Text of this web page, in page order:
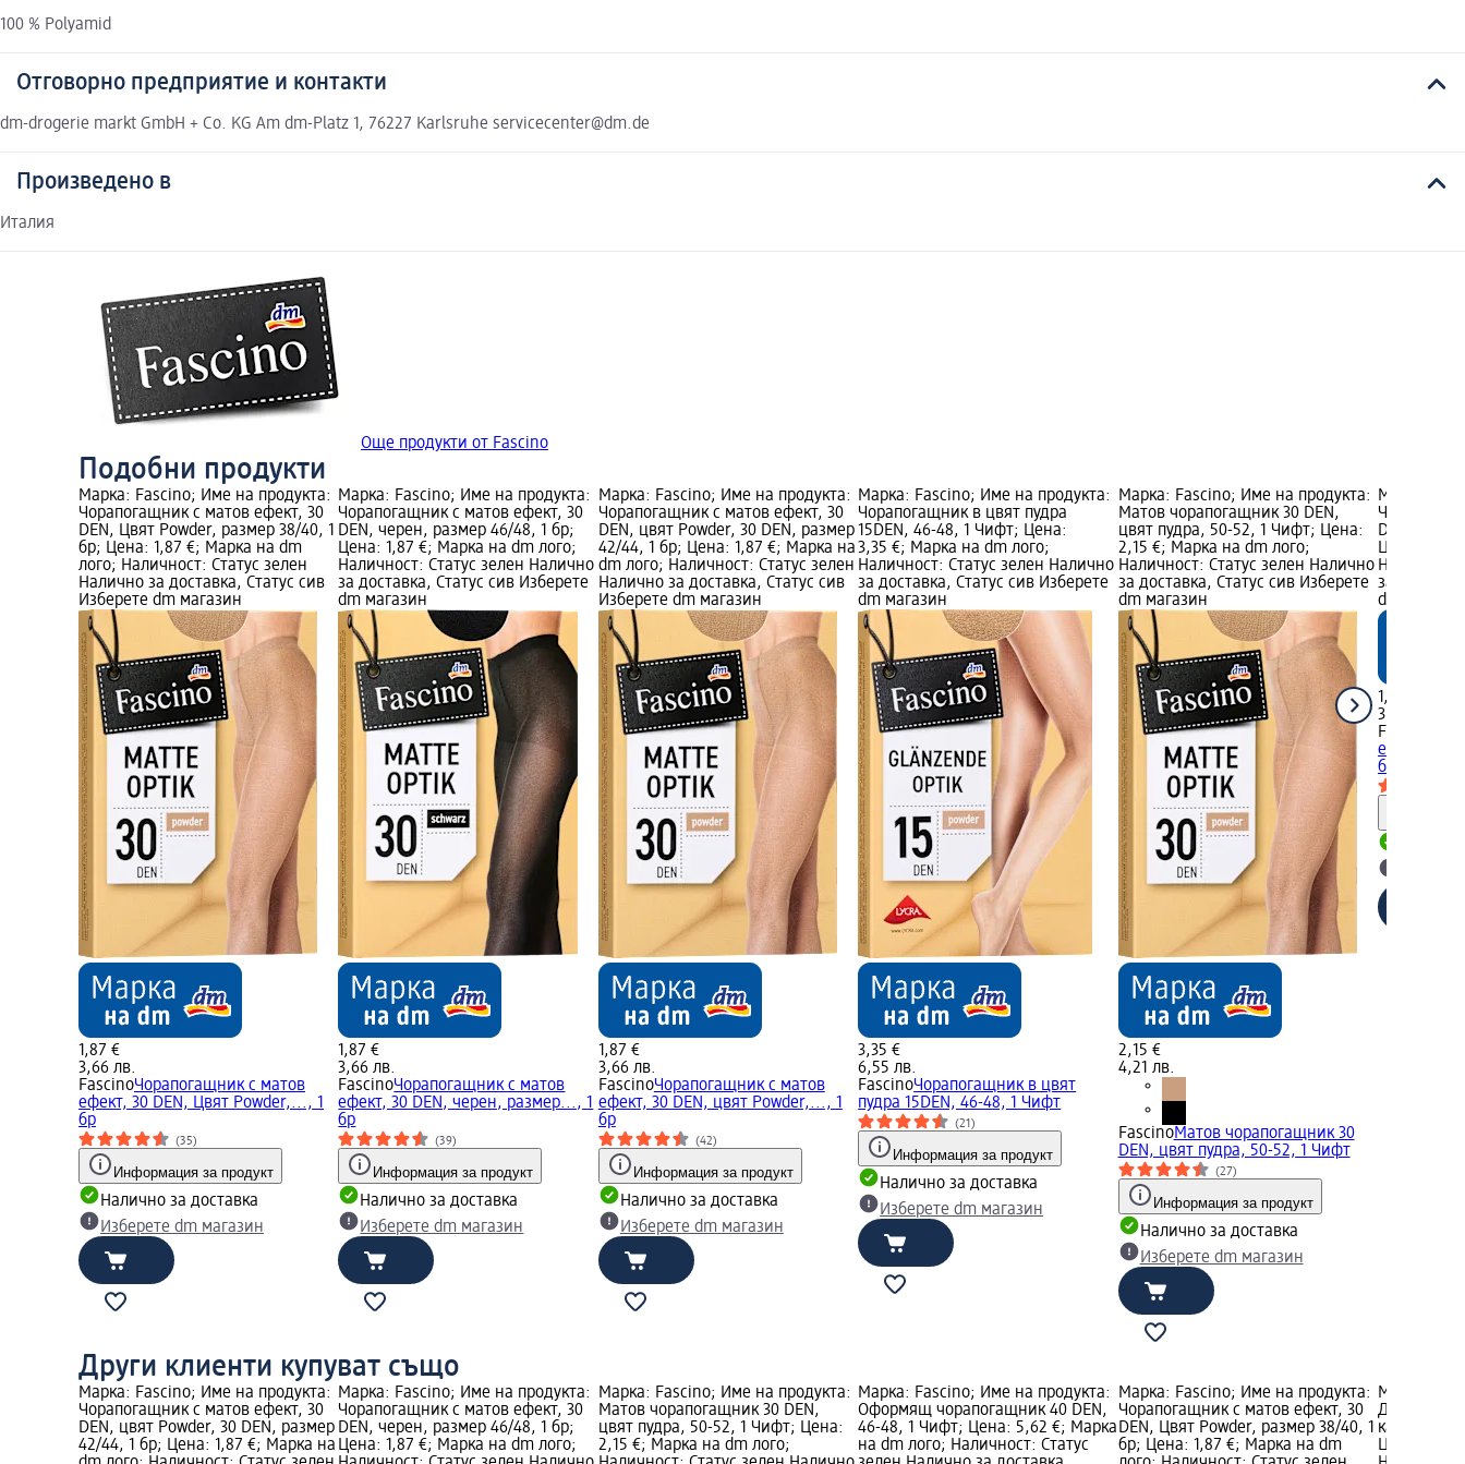
100 % Polyamid
Отговорно предприятие и контакти
dm-drogerie markt GmbH + Co. KG Am dm-Platz 1, 76227 Karlsruhe servicecenter@dm.de
Произведено в
Италия
Още продукти от Fascino
Подобни продукти
Марка: Fascino; Име на продукта:
Чорапогащник с матов ефект, 30
DEN, Цвят Powder, размер 38/40, 1
бр; Цена: 1,87 €; Марка на dm
лого; Наличност: Статус зелен
Налично за доставка, Статус сив
Изберете dm магазин
1,87 €
3,66 лв.
FascinoЧорапогащник с матов
ефект, 30 DEN, Цвят Powder,..., 1
бр
(35)
Информация за продукт
Налично за доставка
Изберете dm магазин
Марка: Fascino; Име на продукта:
Чорапогащник с матов ефект, 30
DEN, черен, размер 46/48, 1 бр;
Цена: 1,87 €; Марка на dm лого;
Наличност: Статус зелен Налично
за доставка, Статус сив Изберете
dm магазин
1,87 €
3,66 лв.
FascinoЧорапогащник с матов
ефект, 30 DEN, черен, размер..., 1
бр
(39)
Информация за продукт
Налично за доставка
Изберете dm магазин
Марка: Fascino; Име на продукта:
Чорапогащник с матов ефект, 30
DEN, цвят Powder, 30 DEN, размер
42/44, 1 бр; Цена: 1,87 €; Марка на
dm лого; Наличност: Статус зелен
Налично за доставка, Статус сив
Изберете dm магазин
1,87 €
3,66 лв.
FascinoЧорапогащник с матов
ефект, 30 DEN, цвят Powder,..., 1
бр
(42)
Информация за продукт
Налично за доставка
Изберете dm магазин
Марка: Fascino; Име на продукта:
Чорапогащник в цвят пудра
15DEN, 46-48, 1 Чифт; Цена:
3,35 €; Марка на dm лого;
Наличност: Статус зелен Налично
за доставка, Статус сив Изберете
dm магазин
3,35 €
6,55 лв.
FascinoЧорапогащник в цвят
пудра 15DEN, 46-48, 1 Чифт
(21)
Информация за продукт
Налично за доставка
Изберете dm магазин
Марка: Fascino; Име на продукта:
Матов чорапогащник 30 DEN,
цвят пудра, 50-52, 1 Чифт; Цена:
2,15 €; Марка на dm лого;
Наличност: Статус зелен Налично
за доставка, Статус сив Изберете
dm магазин
2,15 €
4,21 лв.
FascinoМатов чорапогащник 30
DEN, цвят пудра, 50-52, 1 Чифт
(27)
Информация за продукт
Налично за доставка
Изберете dm магазин
Марка:
DEN,
Цена: 1,87
за
dm
1,87 €
3,66 лв.
Fascino
ефект, 30
бр
Други клиенти купуват също
Марка: Fascino; Име на продукта:
Чорапогащник с матов ефект, 30
DEN, цвят Powder, 30 DEN, размер
42/44, 1 бр; Цена: 1,87 €; Марка на
Марка: Fascino; Име на продукта:
Чорапогащник с матов ефект, 30
DEN, черен, размер 46/48, 1 бр;
Цена: 1,87 €; Марка на dm лого;
Марка: Fascino; Име на продукта:
Матов чорапогащник 30 DEN,
цвят пудра, 50-52, 1 Чифт; Цена:
2,15 €; Марка на dm лого;
Марка: Fascino; Име на продукта:
Оформящ чорапогащник 40 DEN,
46-48, 1 Чифт; Цена: 5,62 €; Марка
на dm лого; Наличност: Статус
Марка: Fascino; Име на продукта:
Чорапогащник с матов ефект, 30
DEN, Цвят Powder, размер 38/40, 1
бр; Цена: 1,87 €; Марка на dm
Марка:
Дамски
карамел,
Цена: 3,37